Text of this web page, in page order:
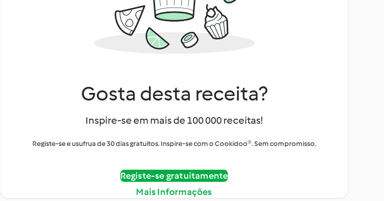
Gosta desta receita?
Inspire-se em mais de 100 000 receitas!
Registe-se e usufrua de 30 dias gratuitos. Inspire-se com o Cookidoo®. Sem compromisso.
Registe-se gratuitamente
Mais Informações